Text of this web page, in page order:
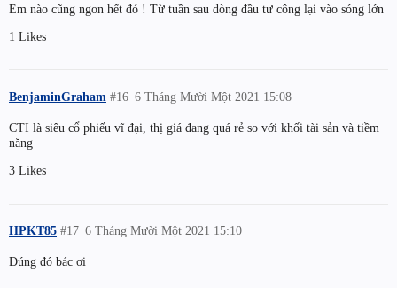
Em nào cũng ngon hết đó ! Từ tuần sau dòng đầu tư công lại vào sóng lớn
1 Likes
BenjaminGraham 6 Tháng Mười Một 2021 15:08
#16
CTI là siêu cổ phiếu vĩ đại, thị giá đang quá rẻ so với khối tài sản và tiềm
năng
3 Likes
HPKT85 6 Tháng Mười Một 2021 15:10
#17
Đúng đó bác ơi